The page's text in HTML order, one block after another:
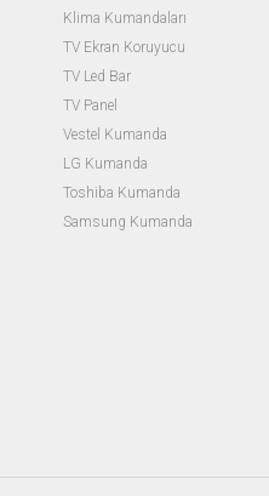
Klima Kumandaları
TV Ekran Koruyucu
TV Led Bar
TV Panel
Vestel Kumanda
LG Kumanda
Toshiba Kumanda
Samsung Kumanda